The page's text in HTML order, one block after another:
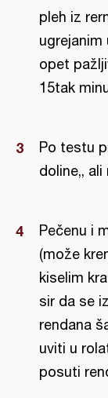
pleh iz
ugrejanim
opet
15tak
Po testu
doline,,
Pečenu i
(može
kiselim
sir da se
rendana
uviti u
posuti